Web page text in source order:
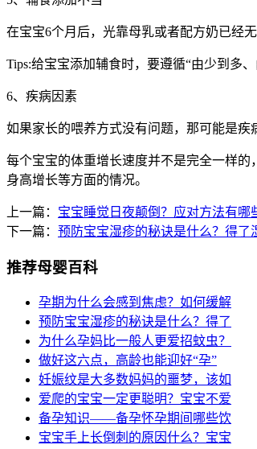
在宝宝6个月后，光靠母乳或者配方奶已经
Tips:给宝宝添加辅食时，要遵循“由少到多
6、疾病因素
如果家长的喂养方式没有问题，那可能是
每个宝宝的体重增长速度并不是完全一样
身高增长等方面的情况。
上一篇： 宝宝睡觉日夜颠倒？应对方法有哪
下一篇： 预防宝宝湿疹的秘诀是什么？得了
推荐母婴百科
孕期为什么会感到焦虑？如何缓解
预防宝宝湿疹的秘诀是什么？得了
为什么孕妈比一般人更爱招蚊虫？
做好这六点，高龄也能迎好“孕”
妊娠纹是大多数妈妈的噩梦，该如
爱爬的宝宝一定更聪明？宝宝不爱
备孕知识——备孕怀孕期间哪些饮
宝宝手上长倒刺的原因什么？宝宝